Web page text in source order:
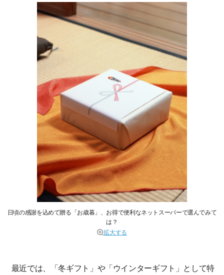
日頃の感謝を込めて贈る「お歳暮」、お得で便利なネットスーパーで選んでみて
は？
拡大する
最近では、「冬ギフト」や「ウインターギフト」として特